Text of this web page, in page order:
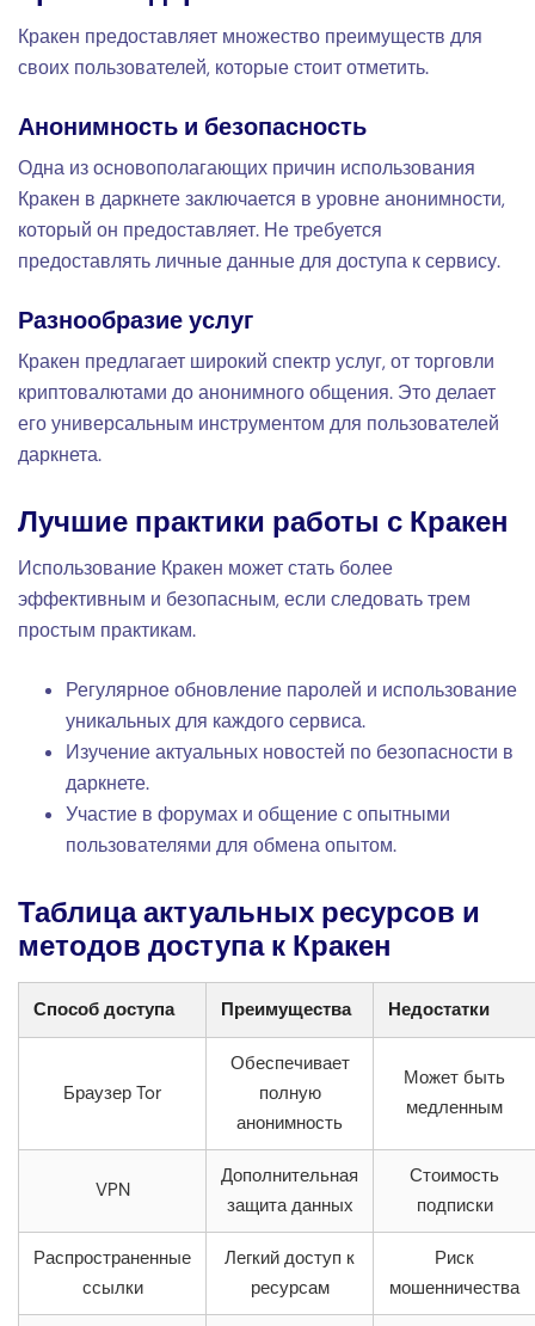
Кракен предоставляет множество преимуществ для
своих пользователей, которые стоит отметить.
Анонимность и безопасность
Одна из основополагающих причин использования
Кракен в даркнете заключается в уровне анонимности,
который он предоставляет. Не требуется
предоставлять личные данные для доступа к сервису.
Разнообразие услуг
Кракен предлагает широкий спектр услуг, от торговли
криптовалютами до анонимного общения. Это делает
его универсальным инструментом для пользователей
даркнета.
Лучшие практики работы с Кракен
Использование Кракен может стать более
эффективным и безопасным, если следовать трем
простым практикам.
Регулярное обновление паролей и использование
уникальных для каждого сервиса.
Изучение актуальных новостей по безопасности в
даркнете.
Участие в форумах и общение с опытными
пользователями для обмена опытом.
Таблица актуальных ресурсов и
методов доступа к Кракен
Способ доступа Преимущества Недостатки
Браузер Tor
Обеспечивает
полную
анонимность
Может быть
медленным
VPN
Дополнительная
защита данных
Стоимость
подписки
Распространенные
ссылки
Легкий доступ к
ресурсам
Риск
мошенничества